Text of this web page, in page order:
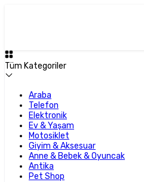
Tüm Kategoriler
Araba
Telefon
Elektronik
Ev & Yaşam
Motosiklet
Giyim & Aksesuar
Anne & Bebek & Oyuncak
Antika
Pet Shop